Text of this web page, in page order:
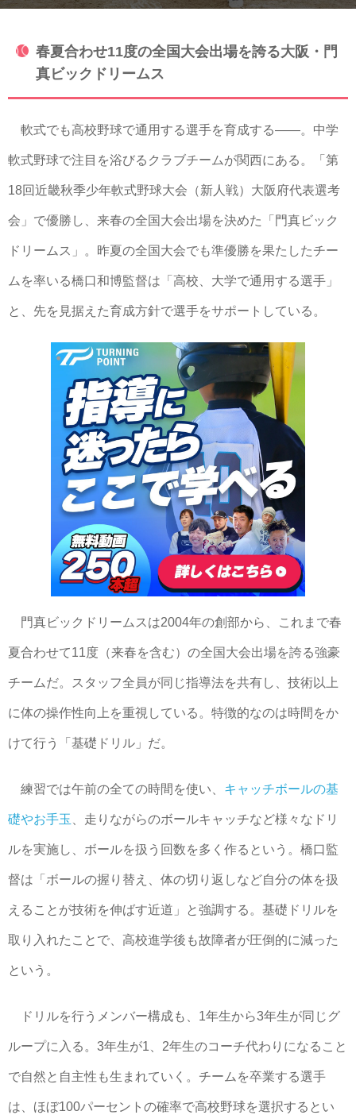
春夏合わせ11度の全国大会出場を誇る大阪・門
真ビックドリームス
軟式でも高校野球で通用する選手を育成する――。中学
軟式野球で注目を浴びるクラブチームが関西にある。「第
18回近畿秋季少年軟式野球大会（新人戦）大阪府代表選考
会」で優勝し、来春の全国大会出場を決めた「門真ビック
ドリームス」。昨夏の全国大会でも準優勝を果たしたチー
ムを率いる橋口和博監督は「高校、大学で通用する選手」
と、先を見据えた育成方針で選手をサポートしている。
門真ビックドリームスは2004年の創部から、これまで春
夏合わせて11度（来春を含む）の全国大会出場を誇る強豪
チームだ。スタッフ全員が同じ指導法を共有し、技術以上
に体の操作性向上を重視している。特徴的なのは時間をか
けて行う「基礎ドリル」だ。
練習では午前の全ての時間を使い、 キャッチボールの基
礎やお手玉 、走りながらのボールキャッチなど様々なドリ
ルを実施し、ボールを扱う回数を多く作るという。橋口監
督は「ボールの握り替え、体の切り返しなど自分の体を扱
えることが技術を伸ばす近道」と強調する。基礎ドリルを
取り入れたことで、高校進学後も故障者が圧倒的に減った
という。
ドリルを行うメンバー構成も、1年生から3年生が同じグ
ループに入る。3年生が1、2年生のコーチ代わりになること
で自然と自主性も生まれていく。チームを卒業する選手
は、ほぼ100パーセントの確率で高校野球を選択するとい